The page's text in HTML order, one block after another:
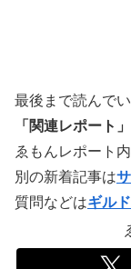
最後まで読んで
「関連レポート」
ゑもんレポート
別の新着記事は
質問などはギル